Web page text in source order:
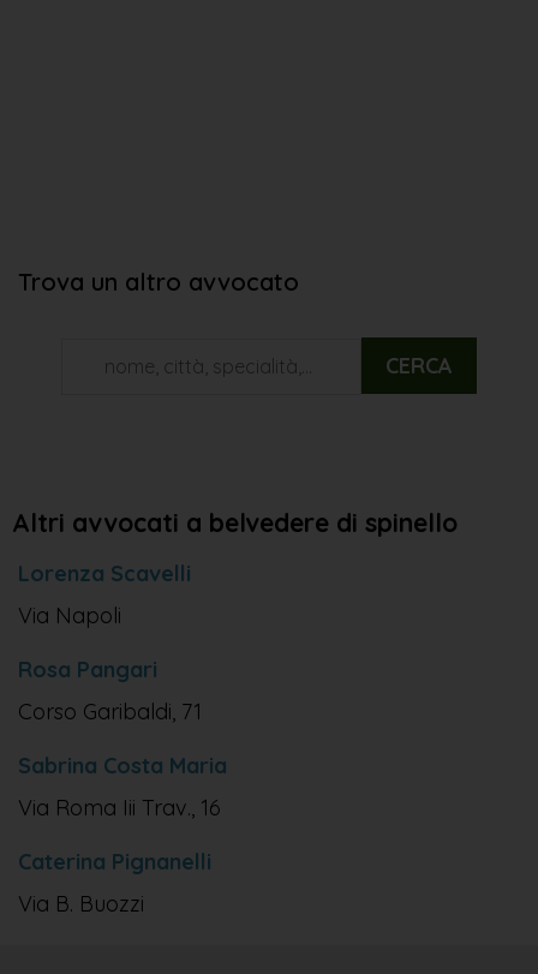
Trova un altro avvocato
CERCA
Altri avvocati a belvedere di spinello
Lorenza Scavelli
Via Napoli
Rosa Pangari
Corso Garibaldi, 71
Sabrina Costa Maria
Via Roma Iii Trav., 16
Caterina Pignanelli
Via B. Buozzi